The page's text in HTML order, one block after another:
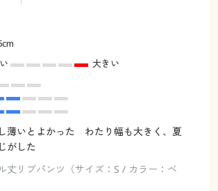
大きい
薄いとよかった わたり幅も大きく、夏
がした
丈リブパンツ（サイズ：S / カラー：ベ